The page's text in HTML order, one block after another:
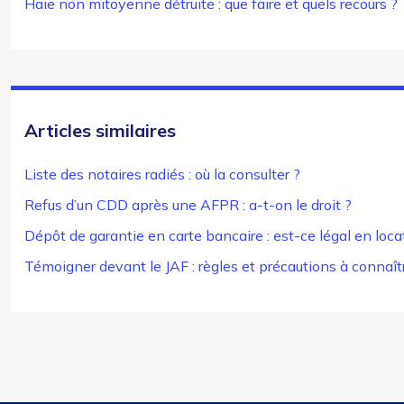
Haie non mitoyenne détruite : que faire et quels recours ?
Articles similaires
Liste des notaires radiés : où la consulter ?
Refus d’un CDD après une AFPR : a-t-on le droit ?
Dépôt de garantie en carte bancaire : est-ce légal en
Témoigner devant le JAF : règles et précautions à